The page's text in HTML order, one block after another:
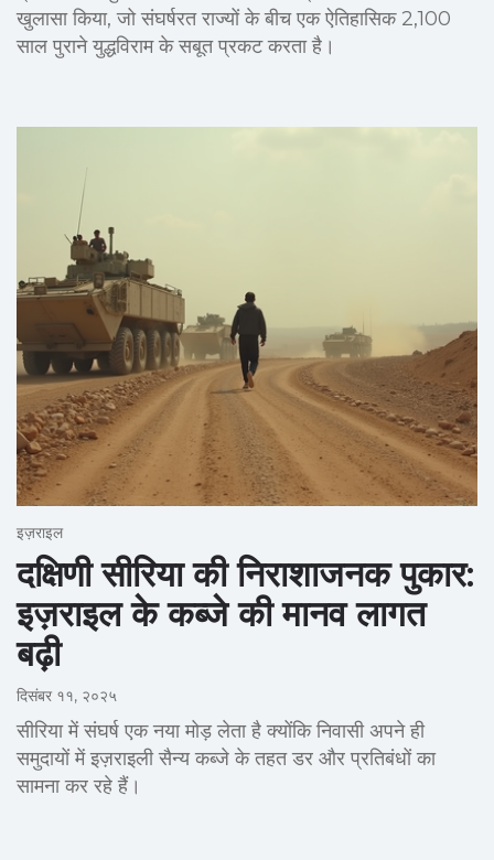
खुलासा किया, जो संघर्षरत राज्यों के बीच एक ऐतिहासिक 2,100
साल पुराने युद्धविराम के सबूत प्रकट करता है।
इज़राइल
दक्षिणी सीरिया की निराशाजनक पुकार:
इज़राइल के कब्जे की मानव लागत
बढ़ी
दिसंबर ११, २०२५
सीरिया में संघर्ष एक नया मोड़ लेता है क्योंकि निवासी अपने ही
समुदायों में इज़राइली सैन्य कब्जे के तहत डर और प्रतिबंधों का
सामना कर रहे हैं।